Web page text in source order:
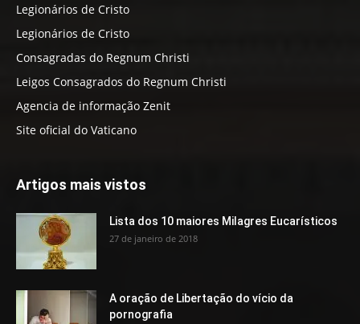
Legionários de Cristo
Legionários de Cristo
Consagradas do Regnum Christi
Leigos Consagrados do Regnum Christi
Agencia de informação Zenit
Site oficial do Vaticano
Artigos mais vistos
Lista dos 10 maiores Milagres Eucarísticos
27 de janeiro de 2018
A oração de Libertação do vício da
pornografia